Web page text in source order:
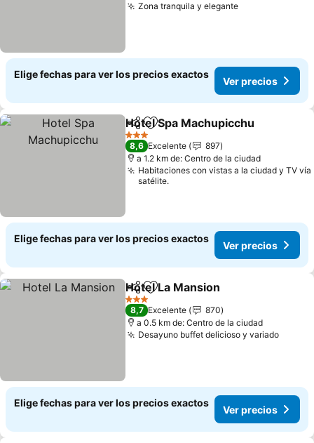
Zona tranquila y eleganteVer precios
Elige fechas para ver los precios exactos
Ver precios
CompartirAgregar a favoritos
Hotel Spa Machupicchu
3 Estrellas
8,6 Excelente
897
a 1.2 km de: Centro de la ciudad
Habitaciones con vistas a la ciudad y TV vía
satélite.
Elige fechas para ver los precios exactos
Ver precios
CompartirAgregar a favoritos
Hotel La Mansion
3 Estrellas
8,7 Excelente
870
a 0.5 km de: Centro de la ciudad
Desayuno buffet delicioso y variadoVer
Elige fechas para ver los precios exactos
Ver precios